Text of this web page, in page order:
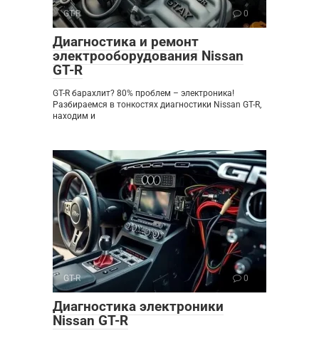
GT-R 0
Диагностика и ремонт
электрооборудования Nissan
GT-R
GT-R барахлит? 80% проблем – электроника!
Разбираемся в тонкостях диагностики Nissan GT-R,
находим и
GT-R 0
Диагностика электроники
Nissan GT-R